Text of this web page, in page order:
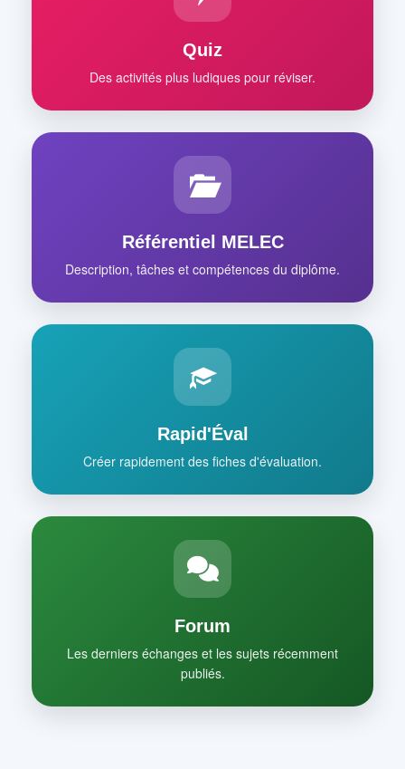
Quiz
Des activités plus ludiques pour réviser.
Référentiel MELEC
Description, tâches et compétences du diplôme.
Rapid'Éval
Créer rapidement des fiches d'évaluation.
Forum
Les derniers échanges et les sujets récemment
publiés.